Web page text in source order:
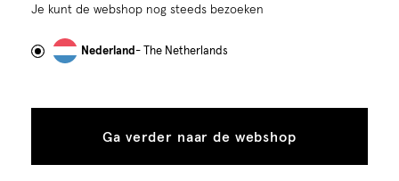
om advertenties te personaliseren...
tonen
toestaan
Je kunt de webshop nog steeds bezoeken
Nederland- The Netherlands
Ga verder naar de webshop